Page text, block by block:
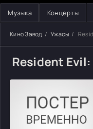
Музыка Концерты
Кино Завод Ужасы
Resident